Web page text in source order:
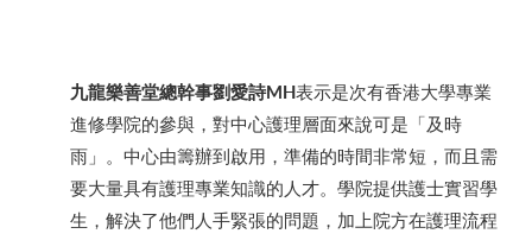
九龍樂善堂總幹事劉愛詩MH表示是次有香港大學專業
進修學院的參與，對中心護理層面來說可是「及時
雨」。中心由籌辦到啟用，準備的時間非常短，而且需
要大量具有護理專業知識的人才。學院提供護士實習學
生，解決了他們人手緊張的問題，加上院方在護理流程